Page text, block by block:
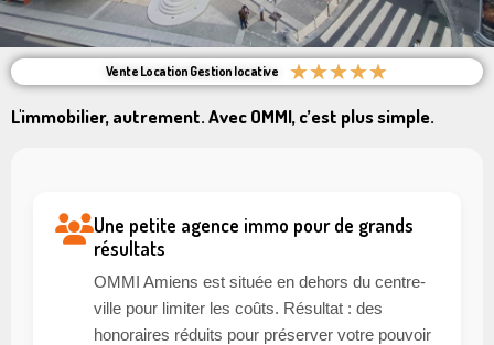
Vente Location Gestion locative ★★★★★
L'immobilier, autrement. Avec OMMI, c’est plus simple.
Une petite agence immo pour de grands
résultats
OMMI Amiens est située en dehors du centre-
ville pour limiter les coûts. Résultat : des
honoraires réduits pour préserver votre pouvoir